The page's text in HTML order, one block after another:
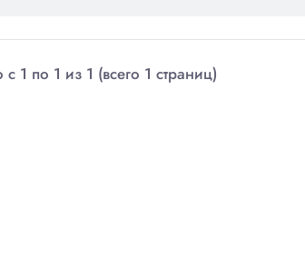
1 по 1 из 1 (всего 1 страниц)